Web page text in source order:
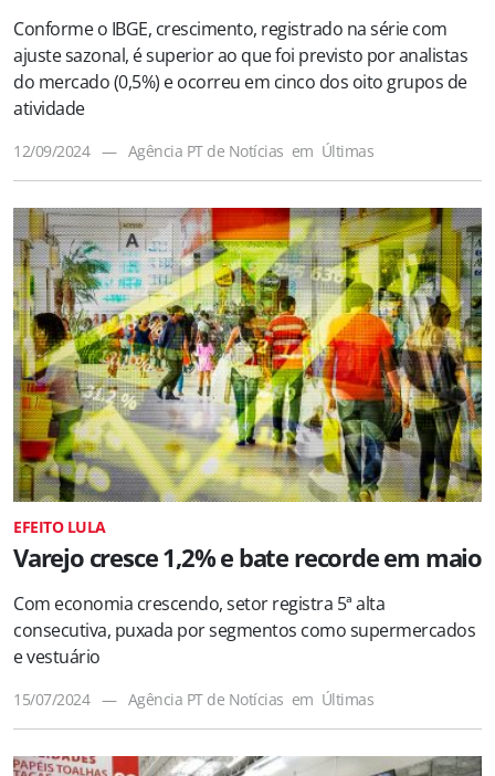
Conforme o IBGE, crescimento, registrado na série com
ajuste sazonal, é superior ao que foi previsto por analistas
do mercado (0,5%) e ocorreu em cinco dos oito grupos de
atividade
12/09/2024 — Agência PT de Notícias em Últimas
EFEITO LULA
Varejo cresce 1,2% e bate recorde em maio
Com economia crescendo, setor registra 5ª alta
consecutiva, puxada por segmentos como supermercados
e vestuário
15/07/2024 — Agência PT de Notícias em Últimas